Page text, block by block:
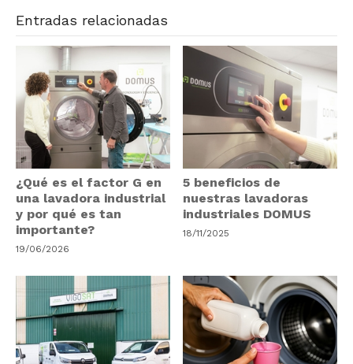
Entradas relacionadas
¿Qué es el factor G en
una lavadora industrial
y por qué es tan
importante?
19/06/2026
5 beneficios de
nuestras lavadoras
industriales DOMUS
18/11/2025